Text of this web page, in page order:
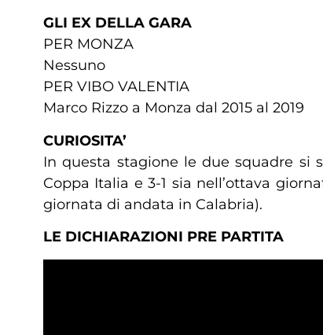
GLI EX DELLA GARA
PER MONZA
Nessuno
PER VIBO VALENTIA
Marco Rizzo a Monza dal 2015 al 2019
CURIOSITA’
In questa stagione le due squadre si
Coppa Italia e 3-1 sia nell’ottava
giornata di andata in Calabria).
LE DICHIARAZIONI PRE PARTITA